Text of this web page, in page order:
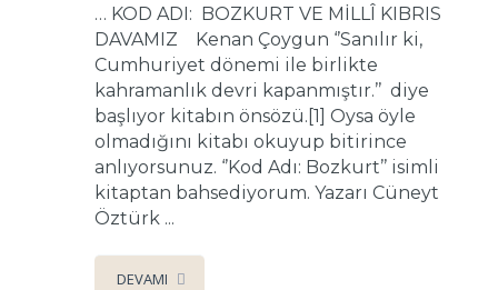
… KOD ADI: BOZKURT VE MİLLÎ KIBRIS
DAVAMIZ Kenan Çoygun ‘’Sanılır ki,
Cumhuriyet dönemi ile birlikte
kahramanlık devri kapanmıştır.’’ diye
başlıyor kitabın önsözü.[1] Oysa öyle
olmadığını kitabı okuyup bitirince
anlıyorsunuz. ‘’Kod Adı: Bozkurt’’ isimli
kitaptan bahsediyorum. Yazarı Cüneyt
Öztürk ...
DEVAMI